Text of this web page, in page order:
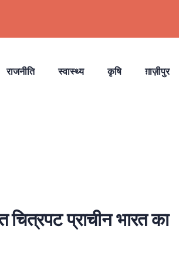
राजनीति स्वास्थ्य कृषि ग़ाज़ीपुर
प्राचीन भारत का